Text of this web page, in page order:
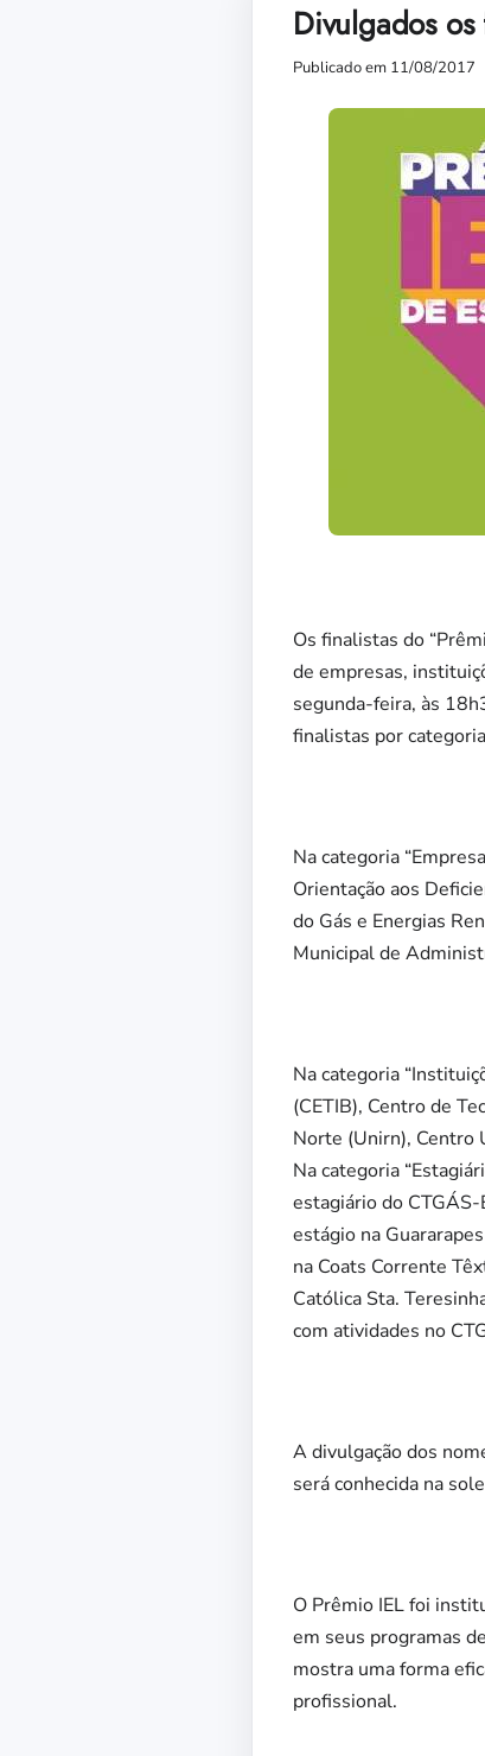
Divulgados os
Publicado em 11/08/2017
Os finalistas do
de empresas,
segunda-feira, às
finalistas por
Na categoria
Orientação aos
do Gás e Energias
Municipal de
Na categoria
(CETIB), Centro de
Norte (Unirn), Centro
Na categoria
estagiário do
estágio na
na Coats Corrente
Católica Sta.
com atividades no
A divulgação dos
será conhecida na
O Prêmio IEL foi
em seus programas
mostra uma forma
profissional.